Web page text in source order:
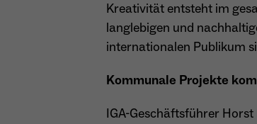
Kreativität entsteht im
langlebigen und
internationalen Publikum
Kommunale Projekte
IGA-Geschäftsführer